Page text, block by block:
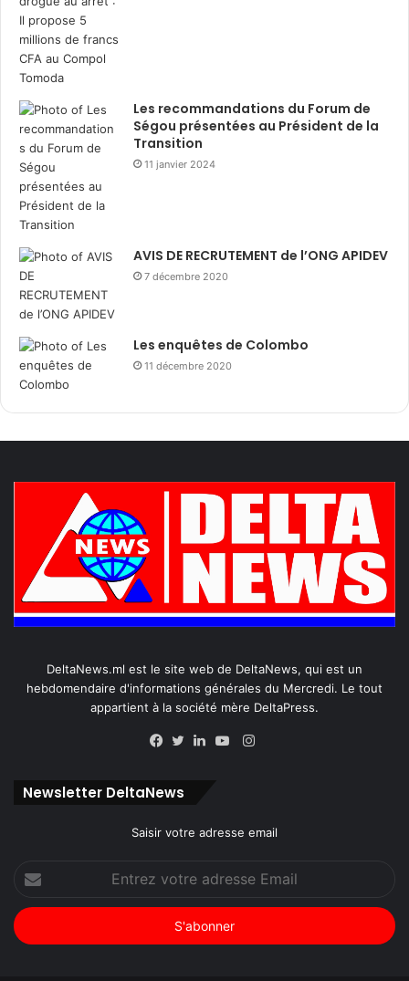
Les recommandations du Forum de
Ségou présentées au Président de la
Transition
11 janvier 2024
AVIS DE RECRUTEMENT de l’ONG APIDEV
7 décembre 2020
Les enquêtes de Colombo
11 décembre 2020
DeltaNews.ml est le site web de DeltaNews, qui est un
hebdomendaire d'informations générales du Mercredi. Le tout
appartient à la société mère DeltaPress.
Instagram
Newsletter DeltaNews
Saisir votre adresse email
votre
adresse
Email